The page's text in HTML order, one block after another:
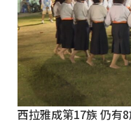
西拉雅成第17族 仍有